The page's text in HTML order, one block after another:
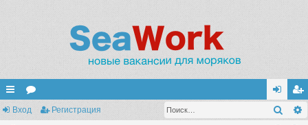
с ор хо ег
Вход Регистрация